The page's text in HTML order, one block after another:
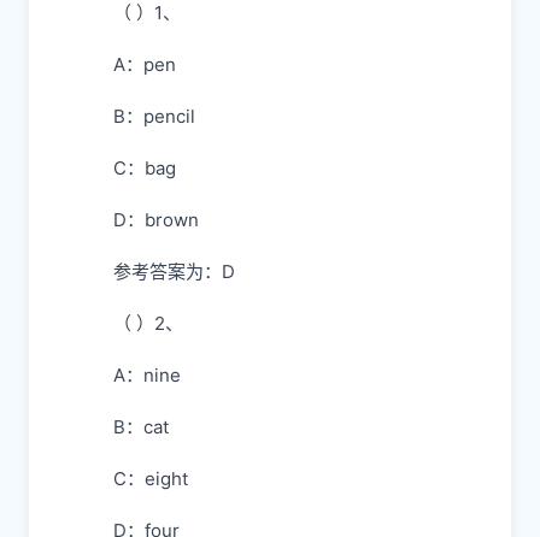
（ ）1、
A：pen
B：pencil
C：bag
D：brown
参考答案为：D
（ ）2、
A：nine
B：cat
C：eight
D：four